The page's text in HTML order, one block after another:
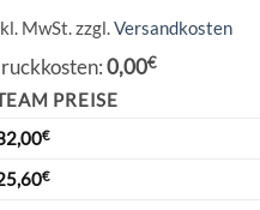
MwSt.zzgl.Versandkosten
0,00€
PREISE
€
€